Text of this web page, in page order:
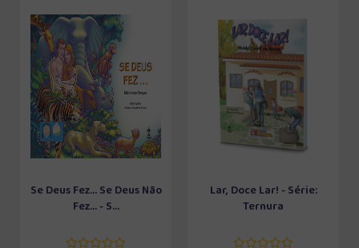
Se Deus Fez... Se Deus Não
Fez... - S...
Lar, Doce Lar! - Série:
Ternura